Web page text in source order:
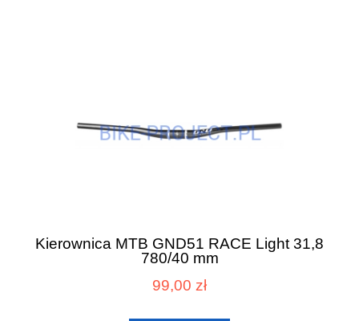
Kierownica MTB GND51 RACE Light 31,8
780/40 mm
99,00 zł